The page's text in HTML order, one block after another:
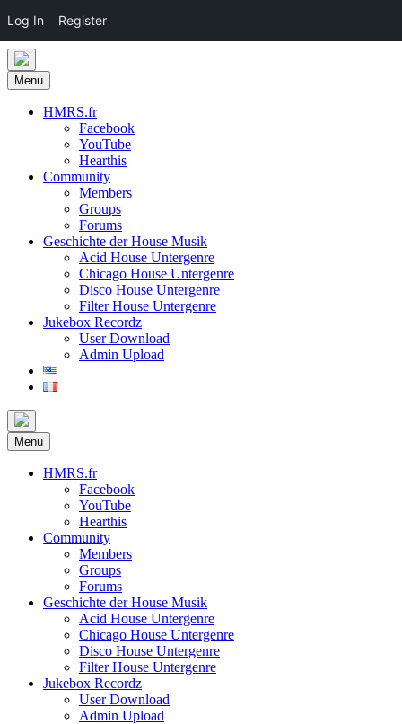
Log In Register
Skip
to
content
Menu
HMRS.fr
Facebook
YouTube
Hearthis
Community
Members
Groups
Forums
Geschichte der House Musik
Acid House Untergenre
Chicago House Untergenre
Disco House Untergenre
Filter House Untergenre
Jukebox Recordz
User Download
Admin Upload
Menu
HMRS.fr
Facebook
YouTube
Hearthis
Community
Members
Groups
Forums
Geschichte der House Musik
Acid House Untergenre
Chicago House Untergenre
Disco House Untergenre
Filter House Untergenre
Jukebox Recordz
User Download
Admin Upload